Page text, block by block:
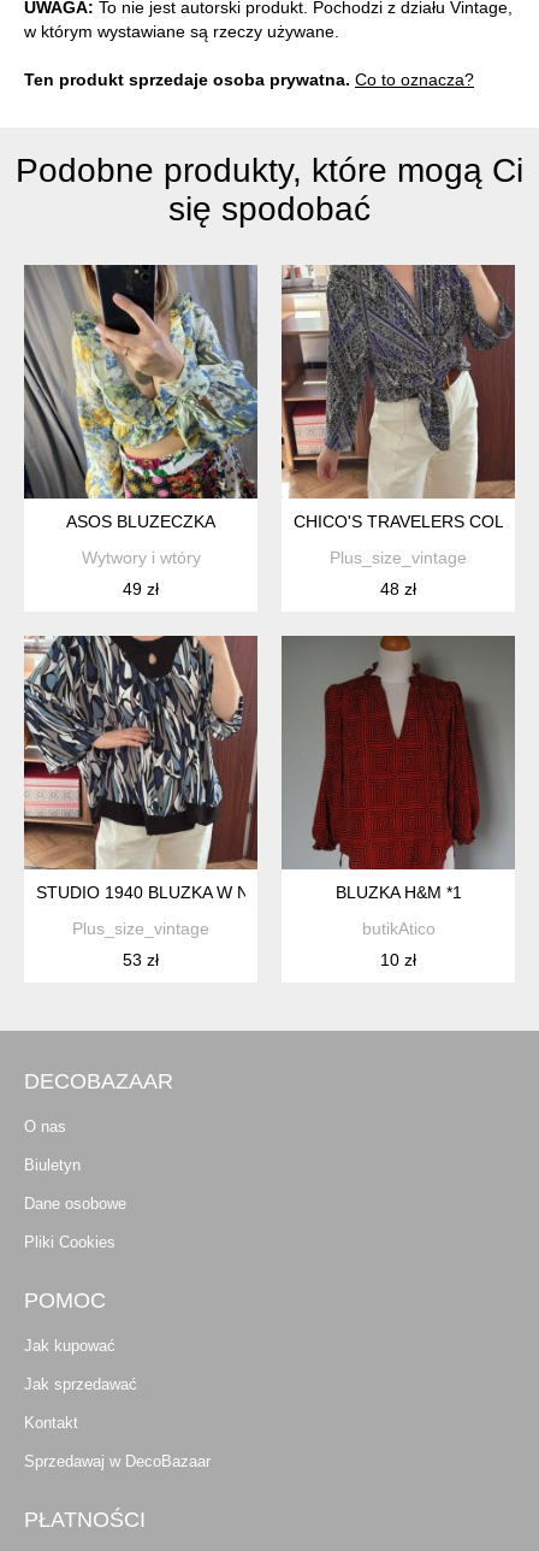
UWAGA: To nie jest autorski produkt. Pochodzi z działu Vintage,
w którym wystawiane są rzeczy używane.
Ten produkt sprzedaje osoba prywatna. Co to oznacza?
Podobne produkty, które mogą Ci
się spodobać
ASOS BLUZECZKA
Wytwory i wtóry
49 zł
CHICO'S TRAVELERS
Plus_size_vintage
48 zł
STUDIO 1940 BLUZKA W NIEBIESKI PRINT PLUS SIZE 30/32
Plus_size_vintage
53 zł
BLUZKA H&M *1
butikAtico
10 zł
DECOBAZAAR
O nas
Biuletyn
Dane osobowe
Pliki Cookies
POMOC
Jak kupować
Jak sprzedawać
Kontakt
Sprzedawaj w DecoBazaar
PŁATNOŚCI